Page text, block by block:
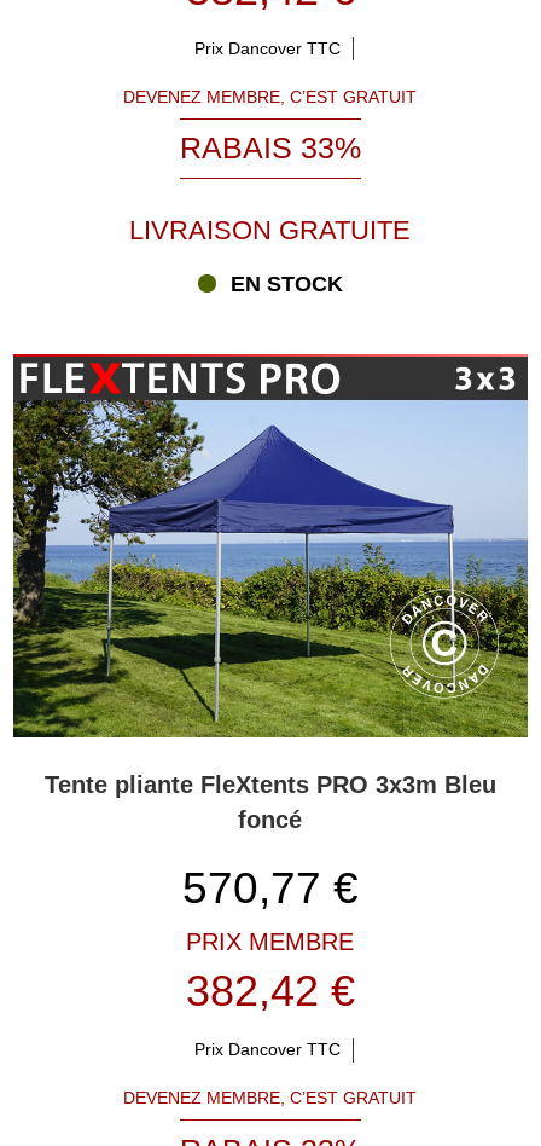
Prix Dancover TTC
DEVENEZ MEMBRE, C’EST GRATUIT
RABAIS 33%
LIVRAISON GRATUITE
EN STOCK
Tente pliante FleXtents PRO 3x3m Bleu
foncé
570,77 €
PRIX MEMBRE
382,42 €
Prix Dancover TTC
DEVENEZ MEMBRE, C’EST GRATUIT